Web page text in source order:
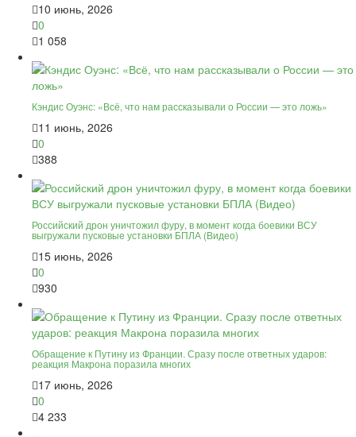
10 июнь, 2026
0
1 058
Кэндис Оуэнс: «Всё, что нам рассказывали о России — это ложь»
11 июнь, 2026
0
388
Российский дрон уничтожил фуру, в момент когда боевики ВСУ
выгружали пусковые установки БПЛА (Видео)
15 июнь, 2026
0
930
Обращение к Путину из Франции. Сразу после ответных ударов:
реакция Макрона поразила многих
17 июнь, 2026
0
4 233